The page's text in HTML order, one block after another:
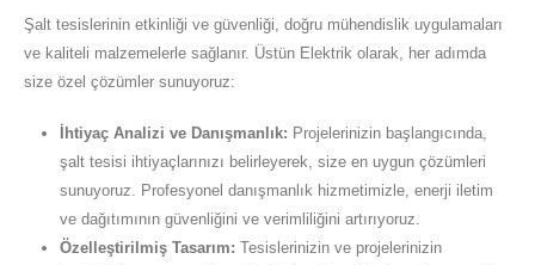
Şalt tesislerinin etkinliği ve güvenliği, doğru mühendislik uygulamaları
ve kaliteli malzemelerle sağlanır. Üstün Elektrik olarak, her adımda
size özel çözümler sunuyoruz:
İhtiyaç Analizi ve Danışmanlık: Projelerinizin başlangıcında,
şalt tesisi ihtiyaçlarınızı belirleyerek, size en uygun çözümleri
sunuyoruz. Profesyonel danışmanlık hizmetimizle, enerji iletim
ve dağıtımının güvenliğini ve verimliliğini artırıyoruz.
Özelleştirilmiş Tasarım: Tesislerinizin ve projelerinizin